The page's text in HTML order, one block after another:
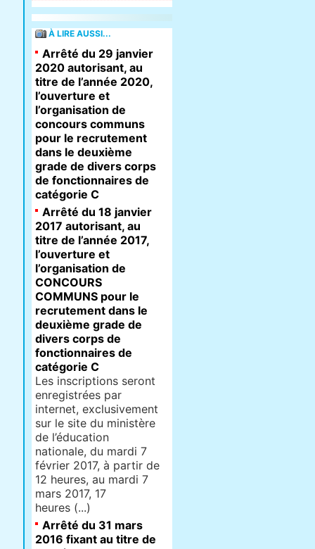
À LIRE AUSSI...
Arrêté du 29 janvier
2020 autorisant, au
titre de l’année 2020,
l’ouverture et
l’organisation de
concours communs
pour le recrutement
dans le deuxième
grade de divers corps
de fonctionnaires de
catégorie C
Arrêté du 18 janvier
2017 autorisant, au
titre de l’année 2017,
l’ouverture et
l’organisation de
CONCOURS
COMMUNS pour le
recrutement dans le
deuxième grade de
divers corps de
fonctionnaires de
catégorie C
Les inscriptions seront
enregistrées par
internet, exclusivement
sur le site du ministère
de l’éducation
nationale, du mardi 7
février 2017, à partir de
12 heures, au mardi 7
mars 2017, 17
heures (...)
Arrêté du 31 mars
2016 fixant au titre de